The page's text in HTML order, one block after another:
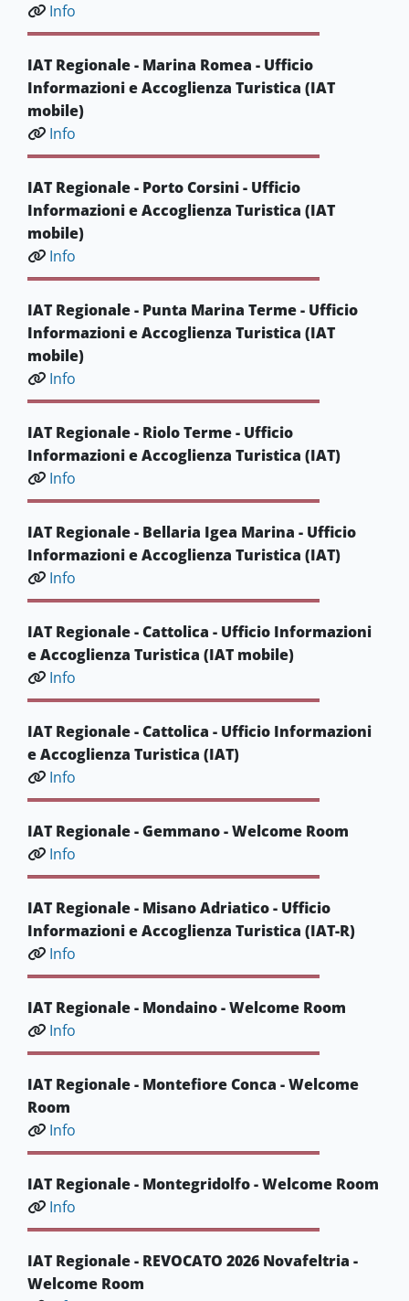
Info
IAT Regionale - Marina Romea - Ufficio
Informazioni e Accoglienza Turistica (IAT
mobile)
Info
IAT Regionale - Porto Corsini - Ufficio
Informazioni e Accoglienza Turistica (IAT
mobile)
Info
IAT Regionale - Punta Marina Terme - Ufficio
Informazioni e Accoglienza Turistica (IAT
mobile)
Info
IAT Regionale - Riolo Terme - Ufficio
Informazioni e Accoglienza Turistica (IAT)
Info
IAT Regionale - Bellaria Igea Marina - Ufficio
Informazioni e Accoglienza Turistica (IAT)
Info
IAT Regionale - Cattolica - Ufficio Informazioni
e Accoglienza Turistica (IAT mobile)
Info
IAT Regionale - Cattolica - Ufficio Informazioni
e Accoglienza Turistica (IAT)
Info
IAT Regionale - Gemmano - Welcome Room
Info
IAT Regionale - Misano Adriatico - Ufficio
Informazioni e Accoglienza Turistica (IAT-R)
Info
IAT Regionale - Mondaino - Welcome Room
Info
IAT Regionale - Montefiore Conca - Welcome
Room
Info
IAT Regionale - Montegridolfo - Welcome Room
Info
IAT Regionale - REVOCATO 2026 Novafeltria -
Welcome Room